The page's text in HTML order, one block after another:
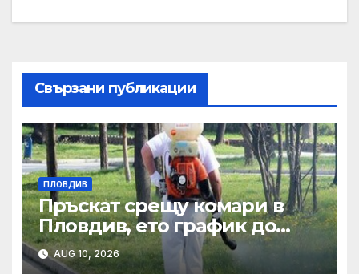
Свързани публикации
ПЛОВДИВ
Пръскат срещу комари в
Пловдив, ето график до
края на август
AUG 10, 2026